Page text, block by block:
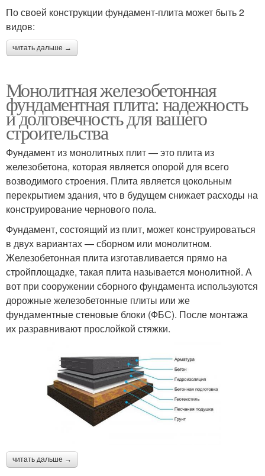
По своей конструкции фундамент-плита может быть 2
видов:
читать дальше →
Монолитная железобетонная
фундаментная плита: надежность
и долговечность для вашего
строительства
Фундамент из монолитных плит — это плита из
железобетона, которая является опорой для всего
возводимого строения. Плита является цокольным
перекрытием здания, что в будущем снижает расходы на
конструирование чернового пола.
Фундамент, состоящий из плит, может конструироваться
в двух вариантах — сборном или монолитном.
Железобетонная плита изготавливается прямо на
стройплощадке, такая плита называется монолитной. А
вот при сооружении сборного фундамента используются
дорожные железобетонные плиты или же
фундаментные стеновые блоки (ФБС). После монтажа
их разравнивают прослойкой стяжки.
читать дальше →